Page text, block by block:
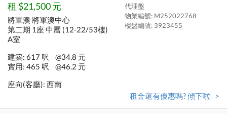
租 $21,500 元
將軍澳 將軍澳中心
第二期 1座 中層 (12-22/53樓)
A室
代理盤
物業編號: M252022768
樓盤編號: 3923455
建築: 617 呎
@34.8 元
實用: 465 呎
@46.2 元
座向(客廳): 西南
租金還有優惠嗎? 傾下啦 >